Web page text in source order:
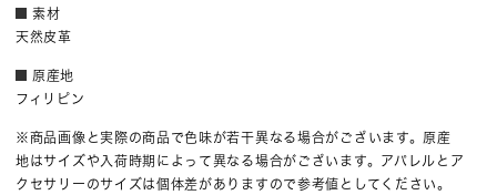
素材
天然皮革
原産地
フィリピン
※商品画像と実際の商品で色味が若干異なる場合がございます。原産
地はサイズや入荷時期によって異なる場合がございます。アパレルとア
クセサリーのサイズは個体差がありますので参考値としてください。